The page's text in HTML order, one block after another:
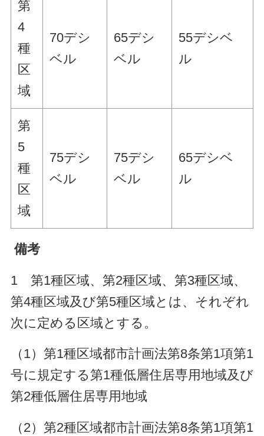
第
4
種
区
域
70デシ
ベル
65デシ
ベル
55デシベ
ル
第
5
種
区
域
75デシ
ベル
75デシ
ベル
65デシベ
ル
備考
1 第1種区域、第2種区域、第3種区域、
第4種区域及び第5種区域とは、それぞれ
次に定める区域とする。
（1）第1種区域都市計画法第8条第1項第1
号に規定する第1種低層住居専用地域及び
第2種低層住居専用地域
（2）第2種区域都市計画法第8条第1項第1